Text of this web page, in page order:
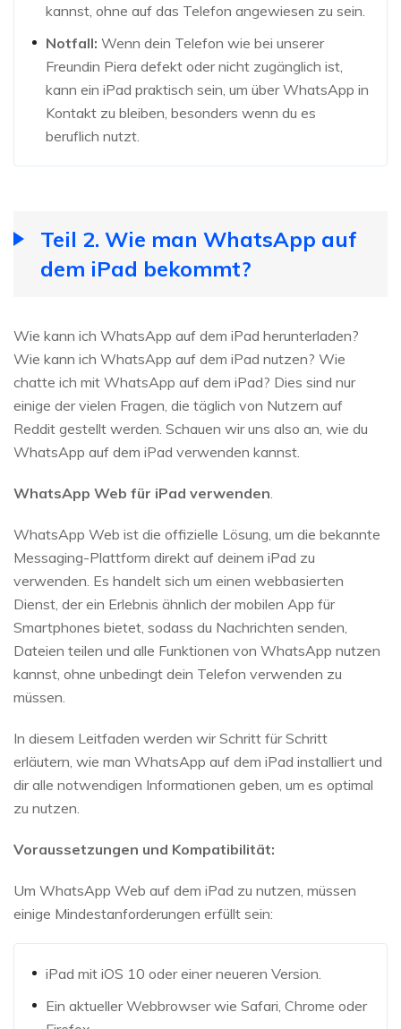
kannst, ohne auf das Telefon angewiesen zu sein.
Notfall: Wenn dein Telefon wie bei unserer
Freundin Piera defekt oder nicht zugänglich ist,
kann ein iPad praktisch sein, um über WhatsApp in
Kontakt zu bleiben, besonders wenn du es
beruflich nutzt.
Teil 2. Wie man WhatsApp auf
dem iPad bekommt?
Wie kann ich WhatsApp auf dem iPad herunterladen?
Wie kann ich WhatsApp auf dem iPad nutzen? Wie
chatte ich mit WhatsApp auf dem iPad? Dies sind nur
einige der vielen Fragen, die täglich von Nutzern auf
Reddit gestellt werden. Schauen wir uns also an, wie du
WhatsApp auf dem iPad verwenden kannst.
WhatsApp Web für iPad verwenden.
WhatsApp Web ist die offizielle Lösung, um die bekannte
Messaging-Plattform direkt auf deinem iPad zu
verwenden. Es handelt sich um einen webbasierten
Dienst, der ein Erlebnis ähnlich der mobilen App für
Smartphones bietet, sodass du Nachrichten senden,
Dateien teilen und alle Funktionen von WhatsApp nutzen
kannst, ohne unbedingt dein Telefon verwenden zu
müssen.
In diesem Leitfaden werden wir Schritt für Schritt
erläutern, wie man WhatsApp auf dem iPad installiert und
dir alle notwendigen Informationen geben, um es optimal
zu nutzen.
Voraussetzungen und Kompatibilität:
Um WhatsApp Web auf dem iPad zu nutzen, müssen
einige Mindestanforderungen erfüllt sein:
iPad mit iOS 10 oder einer neueren Version.
Ein aktueller Webbrowser wie Safari, Chrome oder